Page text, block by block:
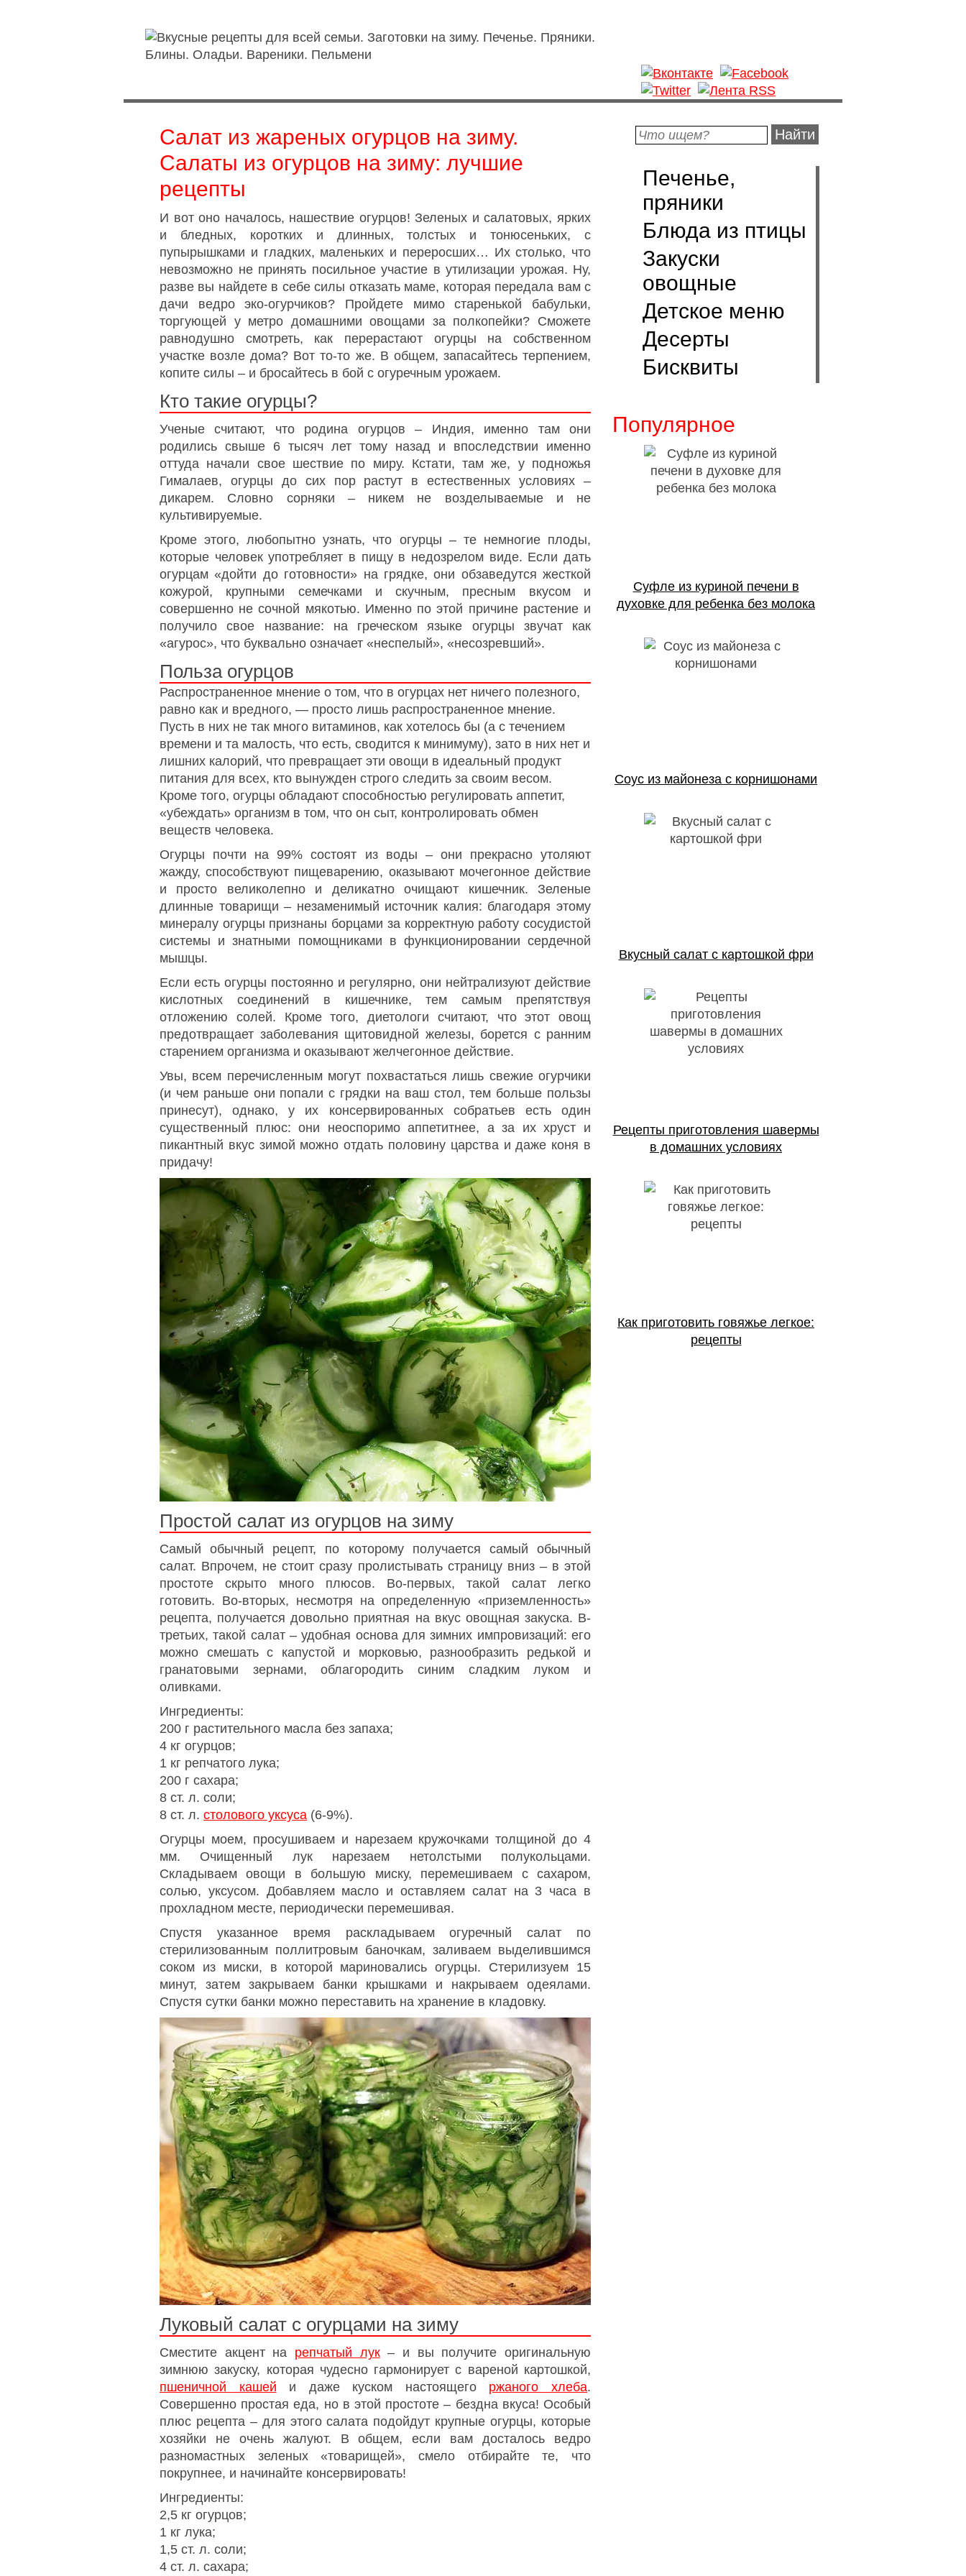
Салат из жареных огурцов на зиму.
Салаты из огурцов на зиму: лучшие
рецепты
И вот оно началось, нашествие огурцов! Зеленых и салатовых, ярких
и бледных, коротких и длинных, толстых и тонюсеньких, с
пупырышками и гладких, маленьких и переросших… Их столько, что
невозможно не принять посильное участие в утилизации урожая. Ну,
разве вы найдете в себе силы отказать маме, которая передала вам с
дачи ведро эко-огурчиков? Пройдете мимо старенькой бабульки,
торгующей у метро домашними овощами за полкопейки? Сможете
равнодушно смотреть, как перерастают огурцы на собственном
участке возле дома? Вот то-то же. В общем, запасайтесь терпением,
копите силы – и бросайтесь в бой с огуречным урожаем.
Кто такие огурцы?
Ученые считают, что родина огурцов – Индия, именно там они
родились свыше 6 тысяч лет тому назад и впоследствии именно
оттуда начали свое шествие по миру. Кстати, там же, у подножья
Гималаев, огурцы до сих пор растут в естественных условиях –
дикарем. Словно сорняки – никем не возделываемые и не
культивируемые.
Кроме этого, любопытно узнать, что огурцы – те немногие плоды,
которые человек употребляет в пищу в недозрелом виде. Если дать
огурцам «дойти до готовности» на грядке, они обзаведутся жесткой
кожурой, крупными семечками и скучным, пресным вкусом и
совершенно не сочной мякотью. Именно по этой причине растение и
получило свое название: на греческом языке огурцы звучат как
«агурос», что буквально означает «неспелый», «несозревший».
Польза огурцов
Распространенное мнение о том, что в огурцах нет ничего полезного,
равно как и вредного, — просто лишь распространенное мнение.
Пусть в них не так много витаминов, как хотелось бы (а с течением
времени и та малость, что есть, сводится к минимуму), зато в них нет и
лишних калорий, что превращает эти овощи в идеальный продукт
питания для всех, кто вынужден строго следить за своим весом.
Кроме того, огурцы обладают способностью регулировать аппетит,
«убеждать» организм в том, что он сыт, контролировать обмен
веществ человека.
Огурцы почти на 99% состоят из воды – они прекрасно утоляют
жажду, способствуют пищеварению, оказывают мочегонное действие
и просто великолепно и деликатно очищают кишечник. Зеленые
длинные товарищи – незаменимый источник калия: благодаря этому
минералу огурцы признаны борцами за корректную работу сосудистой
системы и знатными помощниками в функционировании сердечной
мышцы.
Если есть огурцы постоянно и регулярно, они нейтрализуют действие
кислотных соединений в кишечнике, тем самым препятствуя
отложению солей. Кроме того, диетологи считают, что этот овощ
предотвращает заболевания щитовидной железы, борется с ранним
старением организма и оказывают желчегонное действие.
Увы, всем перечисленным могут похвастаться лишь свежие огурчики
(и чем раньше они попали с грядки на ваш стол, тем больше пользы
принесут), однако, у их консервированных собратьев есть один
существенный плюс: они неоспоримо аппетитнее, а за их хруст и
пикантный вкус зимой можно отдать половину царства и даже коня в
придачу!
Простой салат из огурцов на зиму
Самый обычный рецепт, по которому получается самый обычный
салат. Впрочем, не стоит сразу пролистывать страницу вниз – в этой
простоте скрыто много плюсов. Во-первых, такой салат легко
готовить. Во-вторых, несмотря на определенную «приземленность»
рецепта, получается довольно приятная на вкус овощная закуска. В-
третьих, такой салат – удобная основа для зимних импровизаций: его
можно смешать с капустой и морковью, разнообразить редькой и
гранатовыми зернами, облагородить синим сладким луком и
оливками.
Ингредиенты:
200 г растительного масла без запаха;
4 кг огурцов;
1 кг репчатого лука;
200 г сахара;
8 ст. л. соли;
8 ст. л. столового уксуса (6-9%).
Огурцы моем, просушиваем и нарезаем кружочками толщиной до 4
мм. Очищенный лук нарезаем нетолстыми полукольцами.
Складываем овощи в большую миску, перемешиваем с сахаром,
солью, уксусом. Добавляем масло и оставляем салат на 3 часа в
прохладном месте, периодически перемешивая.
Спустя указанное время раскладываем огуречный салат по
стерилизованным поллитровым баночкам, заливаем выделившимся
соком из миски, в которой мариновались огурцы. Стерилизуем 15
минут, затем закрываем банки крышками и накрываем одеялами.
Спустя сутки банки можно переставить на хранение в кладовку.
Луковый салат с огурцами на зиму
Сместите акцент на репчатый лук– и вы получите оригинальную
зимнюю закуску, которая чудесно гармонирует с вареной картошкой,
пшеничной кашей и даже куском настоящего ржаного хлеба.
Совершенно простая еда, но в этой простоте – бездна вкуса! Особый
плюс рецепта – для этого салата подойдут крупные огурцы, которые
хозяйки не очень жалуют. В общем, если вам досталось ведро
разномастных зеленых «товарищей», смело отбирайте те, что
покрупнее, и начинайте консервировать!
Ингредиенты:
2,5 кг огурцов;
1 кг лука;
1,5 ст. л. соли;
4 ст. л. сахара;
Найти
Печенье,
пряники
Блюда из птицы
Закуски
овощные
Детское меню
Десерты
Бисквиты
Популярное
Суфле из куриной печени в
духовке для ребенка без молока
Соус из майонеза с корнишонами
Вкусный салат с картошкой фри
Рецепты приготовления шавермы
в домашних условиях
Как приготовить говяжье легкое:
рецепты